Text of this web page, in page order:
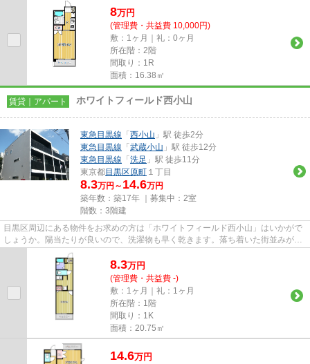
8万円
(管理費・共益費 10,000円)
敷：1ヶ月｜礼：0ヶ月
所在階：2階
間取り：1R
面積：16.38㎡
賃貸｜アパート ホワイトフィールド西小山
東急目黒線 「 西小山 」駅 徒歩2分
東急目黒線 「 武蔵小山 」駅 徒歩12分
東急目黒線 「 洗足 」駅 徒歩11分
東京都目黒区原町 １丁目
8.3万円～ 14.6万円
築年数：築17年 ｜募集中： 2室
階数：3階建
目黒区周辺にある物件をお求めの方は「ホワイトフィールド西小山」はいかがで
しょうか。陽当たりが良いので、洗濯物も早く乾きます。落ち着いた街並みが魅
力のアパートはこちらです。...
8.3万円
(管理費・共益費 -)
敷：1ヶ月｜礼：1ヶ月
所在階：1階
間取り：1K
面積：20.75㎡
14.6万円